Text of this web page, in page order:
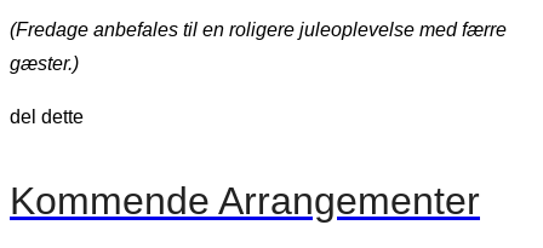
(Fredage anbefales til en roligere juleoplevelse med færre
gæster.)
del dette
Kommende Arrangementer